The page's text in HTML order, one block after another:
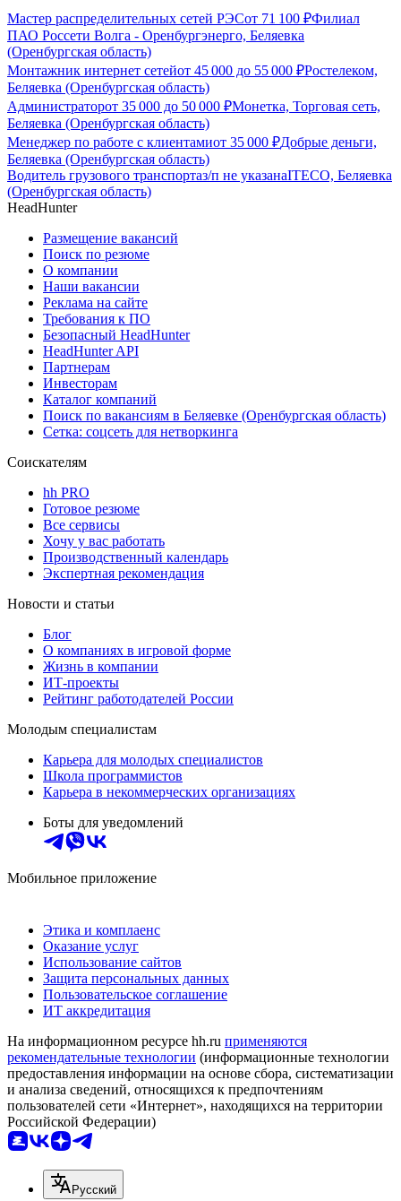
Мастер распределительных сетей РЭСот 71 100 ₽Филиал
ПАО Россети Волга - Оренбургэнерго, Беляевка
(Оренбургская область)
Монтажник интернет сетейот 45 000 до 55 000 ₽Ростелеком,
Беляевка (Оренбургская область)
Администраторот 35 000 до 50 000 ₽Монетка, Торговая сеть,
Беляевка (Оренбургская область)
Менеджер по работе с клиентамиот 35 000 ₽Добрые деньги,
Беляевка (Оренбургская область)
Водитель грузового транспортаз/п не указанаITECO, Беляевка
(Оренбургская область)
HeadHunter
Размещение вакансий
Поиск по резюме
О компании
Наши вакансии
Реклама на сайте
Требования к ПО
Безопасный HeadHunter
HeadHunter API
Партнерам
Инвесторам
Каталог компаний
Поиск по вакансиям в Беляевке (Оренбургская область)
Сетка: соцсеть для нетворкинга
Соискателям
hh PRO
Готовое резюме
Все сервисы
Хочу у вас работать
Производственный календарь
Экспертная рекомендация
Новости и статьи
Блог
О компаниях в игровой форме
Жизнь в компании
ИТ-проекты
Рейтинг работодателей России
Молодым специалистам
Карьера для молодых специалистов
Школа программистов
Карьера в некоммерческих организациях
Боты для уведомлений
Мобильное приложение
Этика и комплаенс
Оказание услуг
Использование сайтов
Защита персональных данных
Пользовательское соглашение
ИТ аккредитация
На информационном ресурсе hh.ru применяются
рекомендательные технологии (информационные технологии
предоставления информации на основе сбора, систематизации
и анализа сведений, относящихся к предпочтениям
пользователей сети «Интернет», находящихся на территории
Российской Федерации)
Русский